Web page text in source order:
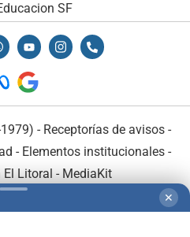
SF
- Receptorías de avisos -
- Elementos institucionales-
El Litoral - MediaKit
✕